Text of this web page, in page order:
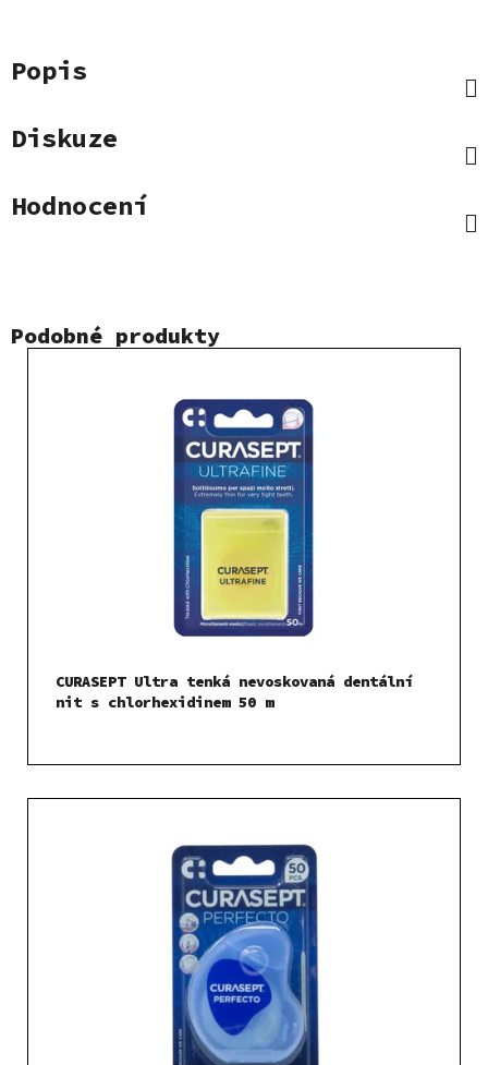
Popis
Diskuze
Hodnocení
Podobné produkty
CURASEPT Ultra tenká nevoskovaná dentální
nit s chlorhexidinem 50 m